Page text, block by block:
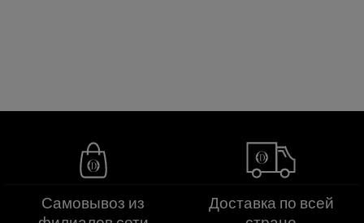
Самовывоз из
Доставка по всей